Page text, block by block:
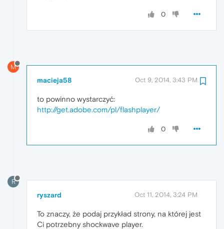
0
M
macieja58 Oct 9, 2014, 3:43 PM
to powinno wystarczyć:
http://get.adobe.com/pl/flashplayer/
0
R
ryszard Oct 11, 2014, 3:24 PM
To znaczy, że podaj przykład strony, na której jest
Ci potrzebny shockwave player.